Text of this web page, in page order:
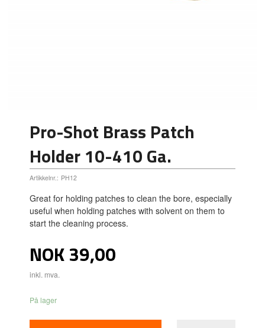
Pro-Shot Brass Patch
Holder 10-410 Ga.
Artikkelnr.: PH12
Great for holding patches to clean the bore, especially
useful when holding patches with solvent on them to
start the cleaning process.
Pris
NOK39,00
inkl. mva.
På lager